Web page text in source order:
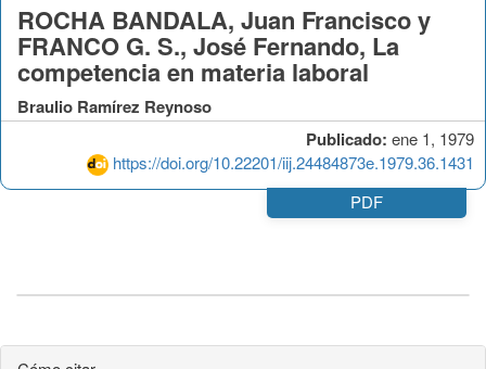
Publicado: ene 1, 1979
https://doi.org/10.22201/iij.24484873e.1979.36.1431
ROCHA BANDALA, Juan Francisco y
FRANCO G. S., José Fernando, La
competencia en materia laboral
Braulio Ramírez Reynoso
PDF